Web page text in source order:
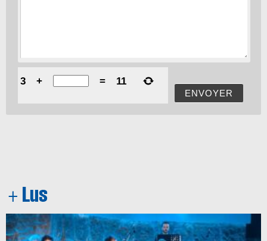
ENVOYER
3 + = 11